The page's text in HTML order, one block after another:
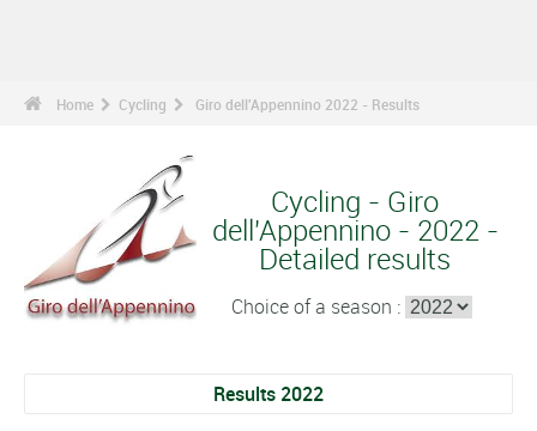
Home Cycling Giro dell'Appennino 2022 - Results
Cycling - Giro
dell'Appennino - 2022 -
Detailed results
Choice of a season :
Results 2022